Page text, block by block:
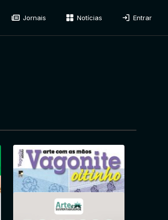
Jornais Notícias Entrar